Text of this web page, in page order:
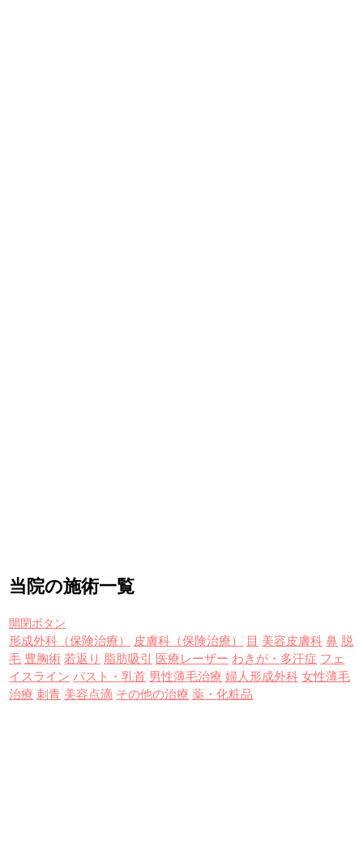
当院の施術一覧
開閉ボタン
形成外科（保険治療）
皮膚科（保険治療） 目 美容皮膚科 鼻 脱
毛 豊胸術 若返り 脂肪吸引 医療レーザー わきが・多汗症 フェ
イスライン バスト・乳首 男性薄毛治療 婦人形成外科 女性薄毛
治療 刺青 美容点滴 その他の治療 薬・化粧品